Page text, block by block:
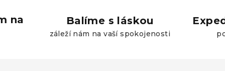
na
Balíme s láskou
záleží nám na vaší spokojenosti